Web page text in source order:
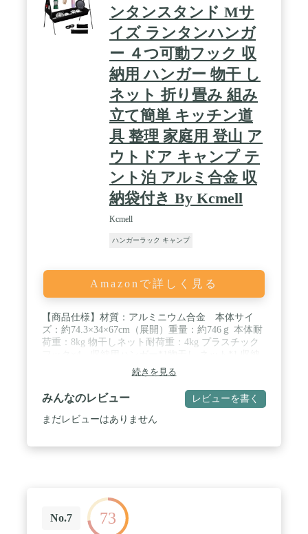
ンタンスタンド Mサ
イズ ランタンハンガ
ー ４つ可動フック 収
納用 ハンガー 物干 し
ネット 折り畳み 組み
立て簡単 キッチン道
具 整理 家庭用 登山 ア
ウトドア キャンプ テ
ント泊 アルミ合金 収
納袋付き By Kcmell
Kcmell
ハンガーラック キャンプ
Amazonで詳しく見る
【商品仕様】材質：アルミニウム合金 本体サイ
ズ：約74.3×34×67cm（展開）重量：約746ｇ 本体耐
荷重：8kg 物干しネット耐荷重：4kg プラスチック
テープ*2 食器収納袋*1 本体収納袋*1 底にはプラス
チック製のキャップがハマって、屋内で使用しても
それほど傷の心配は無いと思います。（メーカー保
証：購入日より60日間の安心保証があり、不良・故
障などが発生したらお気軽にご連絡ください。すぐ
されて、ポールを結び付くだけで簡単に組み立てら
れます。一体型で紛失防止可能で片付けも何も考え
ずポールを外して折りたたむだけで分解簡単。 /
続きを見る
みんなのレビュー レビューを書く
まだレビューはありません
No.7 73